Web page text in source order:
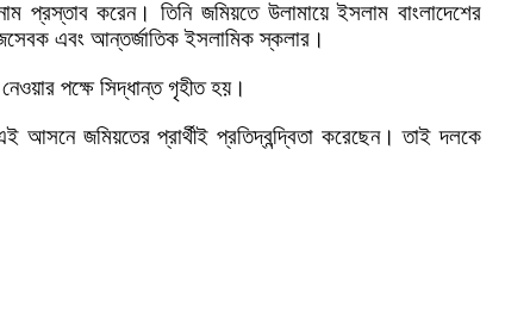
প্রস্তাব করেন। তিনি জমিয়তে উলামায়ে ইসলাম বাংলাদেশের
এবং আন্তর্জাতিক ইসলামিক স্কলার।
পক্ষে সিদ্ধান্ত গৃহীত হয়।
আসনে জমিয়তের প্রার্থীই প্রতিদ্বন্দ্বিতা করেছেন। তাই দলকে